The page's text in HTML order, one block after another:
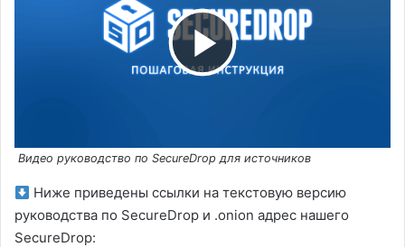
В
Видео руководство по SecureDrop для источников
Ниже приведены ссылки на текстовую версию
руководства по SecureDrop и .onion адрес нашего
SecureDrop: